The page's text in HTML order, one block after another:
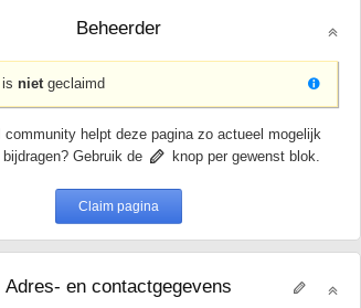
Beheerder
nietgeclaimd
community helpt deze pagina zo actueel mogelijk
Gebruik de
knop per gewenst blok.
Claim pagina
Adres- en contactgegevens